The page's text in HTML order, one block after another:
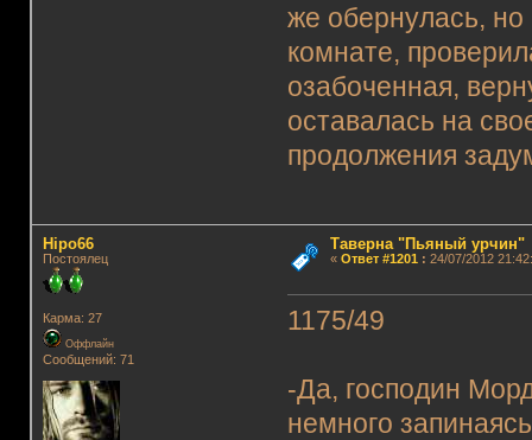
же обернулась, но
комнате,
озабоченная,
оставалась на
продолжения
Hipo66
Постоялец
Карма: 27
Оффлайн
Сообщений: 71
Таверна "Пьяный урчин"
« Ответ #1201 : 24/07/2012
1175/49
-Да, господин
немного